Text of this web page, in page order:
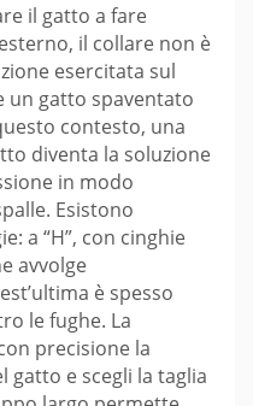
il gatto a fare
il collare non è
esercitata sul
un gatto spaventato
contesto, una
diventa la soluzione
in modo
Esistono
a “H”, con cinghie
avvolge
è spesso
le fughe. La
precisione la
gatto e scegli la taglia